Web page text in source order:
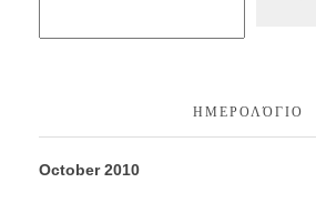
ΗΜΕΡΟΛΌΓΙΟ
October 2010